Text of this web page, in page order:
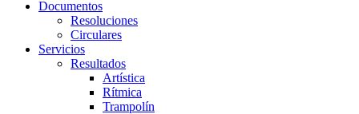
Documentos
Resoluciones
Circulares
Servicios
Resultados
Artística
Rítmica
Trampolín